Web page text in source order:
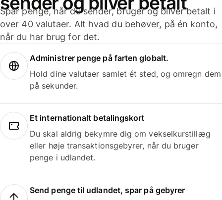
Spar penge, når du sender, bruger og bliver betalt i
over 40 valutaer. Alt hvad du behøver, på én konto,
når du har brug for det.
Administrer penge på farten globalt.
Hold dine valutaer samlet ét sted, og omregn dem
på sekunder.
Et internationalt betalingskort
Du skal aldrig bekymre dig om vekselkurstillæg
eller høje transaktionsgebyrer, når du bruger
penge i udlandet.
Send penge til udlandet, spar på gebyrer